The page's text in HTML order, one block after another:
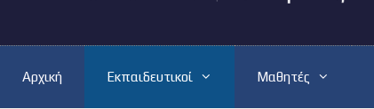
Αρχική Εκπαιδευτικοί Μαθητές